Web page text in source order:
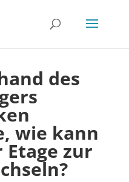
des
wie kann
zur